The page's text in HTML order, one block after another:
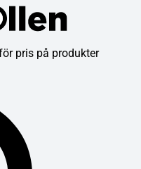
pris på produkter